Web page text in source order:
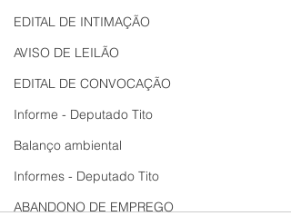
EDITAL DE INTIMAÇÃO
AVISO DE LEILÃO
EDITAL DE CONVOCAÇÃO
Informe - Deputado Tito
Balanço ambiental
Informes - Deputado Tito
ABANDONO DE EMPREGO